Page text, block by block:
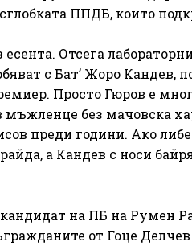
ППДБ, които
Отсега
с Бат’ Жоро Кандев,
Просто Гюров е
без мачовска
преди години. Ако
а Кандев с носи
на ПБ на Румен
от Гоце